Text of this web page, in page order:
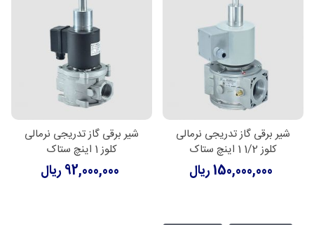
شیر برقی گاز تدریجی نرمالی
کلوز 1/2 1 اینچ ستاک
150,000,000 ریال
شیر برقی گاز تدریجی نرمالی
کلوز 1 اینچ ستاک
92,000,000 ریال